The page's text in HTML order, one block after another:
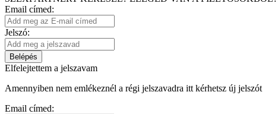
Email címed:
Jelszó:
Belépés
Elfelejtettem a jelszavam
Amennyiben nem emlékeznél a régi jelszavadra itt kérhetsz új jelszót
Email címed: